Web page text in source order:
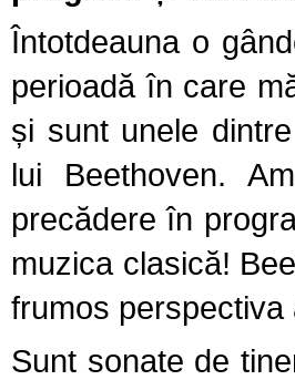
Întotdeauna o
perioadă în care
și sunt unele
lui Beethoven.
precădere în
muzica clasică!
frumos perspectiva
Sunt sonate de